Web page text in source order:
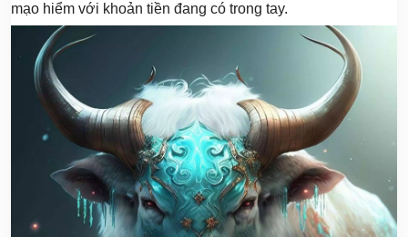
mạo hiểm với khoản tiền đang có trong tay.